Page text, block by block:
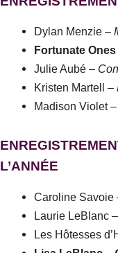
Dylan Menzie –
Fortunate Ones
Julie Aubé –
Kristen Martell –
Madison Violet
L’ANNÉE
Caroline
Laurie LeBlanc
Les Hôtesses